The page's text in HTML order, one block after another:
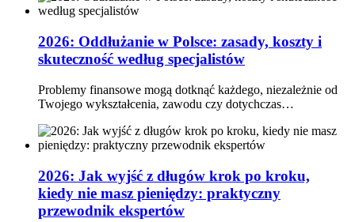
2026: Oddłużanie w Polsce: zasady, koszty i
skuteczność według specjalistów
Problemy finansowe mogą dotknąć każdego, niezależnie od
Twojego wykształcenia, zawodu czy dotychczas…
2026: Jak wyjść z długów krok po kroku,
kiedy nie masz pieniędzy: praktyczny
przewodnik ekspertów